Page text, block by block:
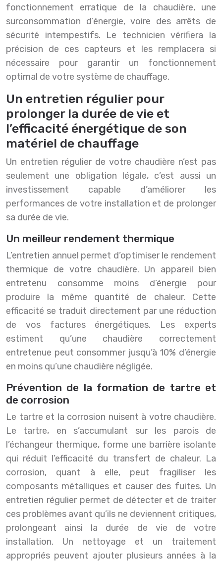
fonctionnement erratique de la chaudière, une
surconsommation d’énergie, voire des arrêts de
sécurité intempestifs. Le technicien vérifiera la
précision de ces capteurs et les remplacera si
nécessaire pour garantir un fonctionnement
optimal de votre système de chauffage.
Un entretien régulier pour
prolonger la durée de vie et
l’efficacité énergétique de son
matériel de chauffage
Un entretien régulier de votre chaudière n’est pas
seulement une obligation légale, c’est aussi un
investissement capable d’améliorer les
performances de votre installation et de prolonger
sa durée de vie.
Un meilleur rendement thermique
L’entretien annuel permet d’optimiser le rendement
thermique de votre chaudière. Un appareil bien
entretenu consomme moins d’énergie pour
produire la même quantité de chaleur. Cette
efficacité se traduit directement par une réduction
de vos factures énergétiques. Les experts
estiment qu’une chaudière correctement
entretenue peut consommer jusqu’à 10% d’énergie
en moins qu’une chaudière négligée.
Prévention de la formation de tartre et
de corrosion
Le tartre et la corrosion nuisent à votre chaudière.
Le tartre, en s’accumulant sur les parois de
l’échangeur thermique, forme une barrière isolante
qui réduit l’efficacité du transfert de chaleur. La
corrosion, quant à elle, peut fragiliser les
composants métalliques et causer des fuites. Un
entretien régulier permet de détecter et de traiter
ces problèmes avant qu’ils ne deviennent critiques,
prolongeant ainsi la durée de vie de votre
installation. Un nettoyage et un traitement
appropriés peuvent ajouter plusieurs années à la